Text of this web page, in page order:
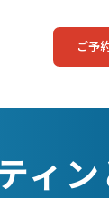
ご予
ィ